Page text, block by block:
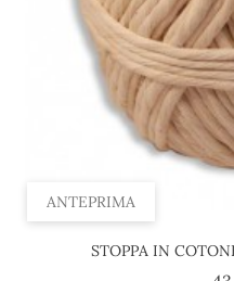
ANTEPRIMA
STOPPA IN